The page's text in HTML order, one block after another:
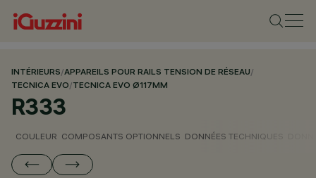
INTÉRIEURS/APPAREILS POUR RAILS TENSION DE RÉSEAU/
TECNICA EVO/TECNICA EVO Ø117MM
R333
COULEUR COMPOSANTS OPTIONNELS DONNÉES TECHNIQUES